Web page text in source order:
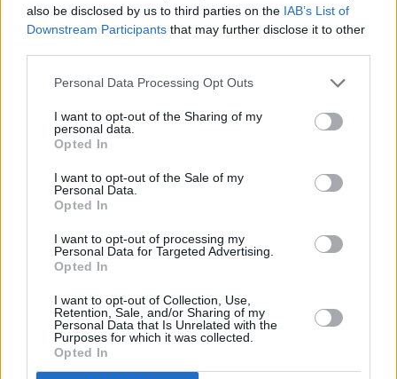
also be disclosed by us to third parties on the IAB’s List of
Downstream Participants that may further disclose it to other
Personal Data Processing Opt Outs
I want to opt-out of the Sharing of my
personal data.
Opted In
I want to opt-out of the Sale of my
Personal Data.
Opted In
I want to opt-out of processing my
Personal Data for Targeted Advertising.
Opted In
I want to opt-out of Collection, Use,
Retention, Sale, and/or Sharing of my
Personal Data that Is Unrelated with the
Purposes for which it was collected.
Opted In
Afghanistan anche per le potenziali ricadute sul nostro Paese –
rende noto il Carroccio -. Non a caso, proprio questa mattina
Salvini ha incontrato a Roma gli ambasciatori di Afghanistan e
Pakistan. Il leader della Lega e il presidente del Consiglio hanno
Salvini ha confermato il massimo sostegno per realizzare le
riforme utili all’Italia a partire da Giustizia, taglio della burocrazia e
delle tasse”.
(ITALPRESS).